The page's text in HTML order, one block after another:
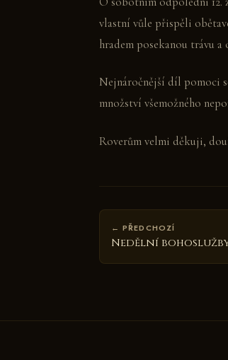
vlastní vůle přispěli
hradem posekanou trávu a
Nejnáročnější díl pomoci
množství všemožného
Roverům velmi děkuji,
← PŘEDCHOZÍ
Nedělní